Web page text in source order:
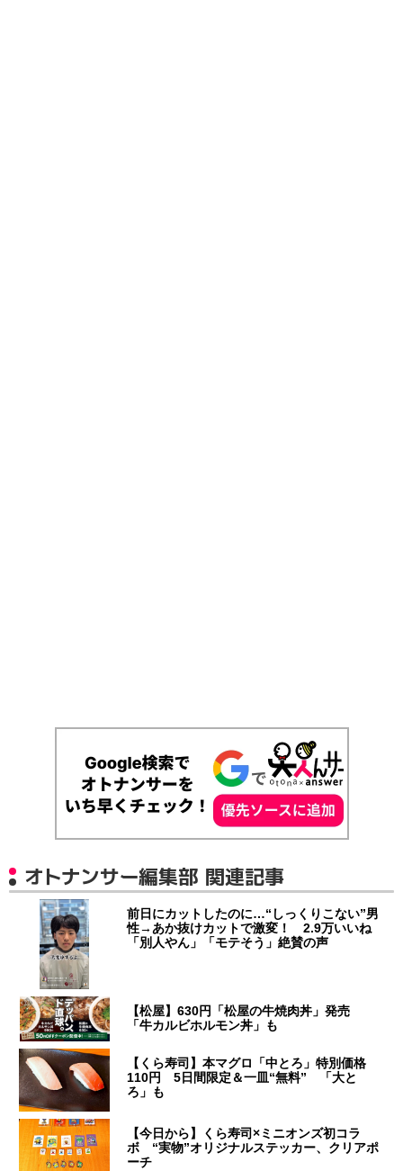
オトナンサー編集部 関連記事
前日にカットしたのに…“しっくりこない”男
性→あか抜けカットで激変！ 2.9万いいね
「別人やん」「モテそう」絶賛の声
【松屋】630円「松屋の牛焼肉丼」発売
「牛カルビホルモン丼」も
【くら寿司】本マグロ「中とろ」特別価格
110円 5日間限定＆一皿“無料” 「大と
ろ」も
【今日から】くら寿司×ミニオンズ初コラ
ボ “実物”オリジナルステッカー、クリアポ
ーチ